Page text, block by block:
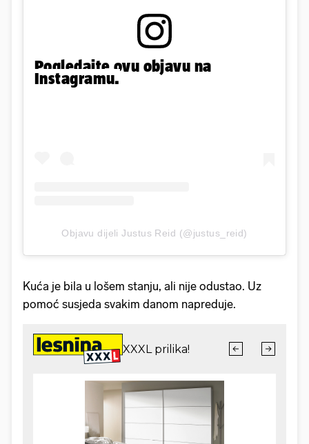
Pogledajte ovu objavu na
Instagramu.
Objavu dijeli Justus Reid (@justus_reid)
Kuća je bila u lošem stanju, ali nije odustao. Uz
pomoć susjeda svakim danom napreduje.